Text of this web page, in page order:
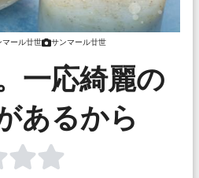
マール廿世 サンマール廿世
一応綺麗の
あるから